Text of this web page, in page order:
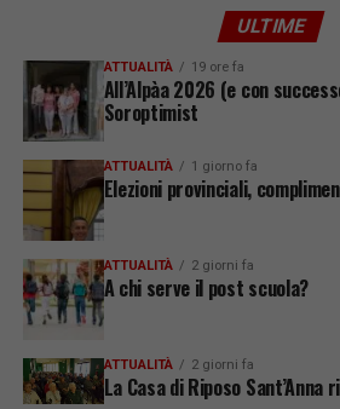
ULTIME
ATTUALITÀ 19 ore fa
All’Alpàa 2026 (e con
Soroptimist
ATTUALITÀ 1 giorno fa
Elezioni provinciali,
ATTUALITÀ 2 giorni fa
A chi serve il post scuola?
ATTUALITÀ 2 giorni fa
La Casa di Riposo